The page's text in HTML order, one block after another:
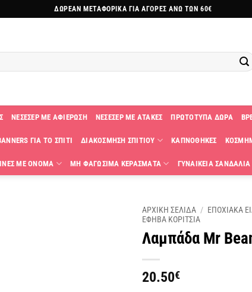
ΔΩΡΕΑΝ ΜΕΤΑΦΟΡΙΚΑ ΓΙΑ ΑΓΟΡΕΣ ΑΝΩ ΤΩΝ 60€
ΝΕΣΕΣΕΡ ΜΕ ΑΦΙΕΡΩΣΗ ΝΕΣΕΣΕΡ ΜΕ ΑΤΑΚΕΣ ΠΡΩΤΟΤΥΠΑ ΔΩΡΑ
ΓΙΑ ΤΟ ΣΠΙΤΙ ΔΙΑΚΟΣΜΗΣΗ ΣΠΙΤΙΟΥ ΚΑΠΝΟΘΗΚΕΣ
ΜΕ ΟΝΟΜΑ ΜΗ ΦΑΓΩΣΙΜΑ ΚΕΡΑΣΜΑΤΑ ΓΥΝΑΙΚΕΙΑ ΣΑΝΔΑΛΙΑ
ΑΡΧΙΚΗ ΣΕΛΙΔΑ / ΕΠΟΧΙΑΚΑ
ΕΦΗΒΑ ΚΟΡΙΤΣΙΑ
Λαμπάδα Mr
20.50€